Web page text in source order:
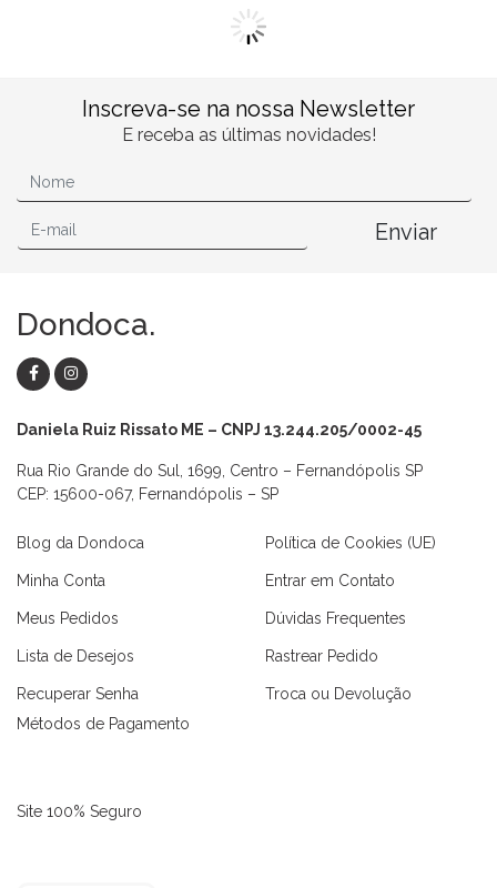
Inscreva-se na nossa Newsletter
E receba as últimas novidades!
Enviar
Dondoca.
Daniela Ruiz Rissato ME – CNPJ 13.244.205/0002-45
Rua Rio Grande do Sul, 1699, Centro – Fernandópolis SP
CEP: 15600-067, Fernandópolis – SP
Blog da Dondoca
Minha Conta
Meus Pedidos
Lista de Desejos
Recuperar Senha
Política de Cookies (UE)
Entrar em Contato
Dúvidas Frequentes
Rastrear Pedido
Troca ou Devolução
Métodos de Pagamento
Site 100% Seguro